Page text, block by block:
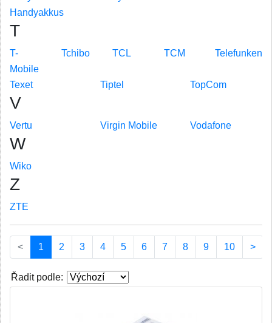
Handyakkus
T
T-
Mobile
Tchibo TCL TCM Telefunken
Texet Tiptel TopCom
V
Vertu Virgin Mobile Vodafone
W
Wiko
Z
ZTE
< 1 (current)
2 3 4 5 6 7 8 9 10 >
Řadit podle: